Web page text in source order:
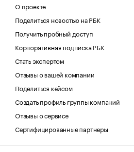
О проекте
Поделиться новостью на РБК
Получить пробный доступ
Корпоративная подписка РБК
Стать экспертом
Отзывы о вашей компании
Поделиться кейсом
Создать профиль группы компаний
Отзывы о сервисе
Сертифицированные партнеры